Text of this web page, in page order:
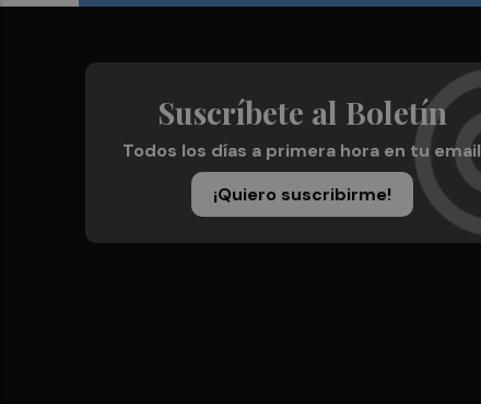
Suscríbete al Boletín
Todos los días a primera hora en tu email
¡Quiero suscribirme!